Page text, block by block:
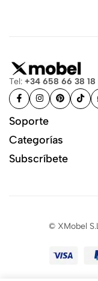
Tel: +34 658 66 38 18
Soporte
Categorías
Subscríbete
© XMobel